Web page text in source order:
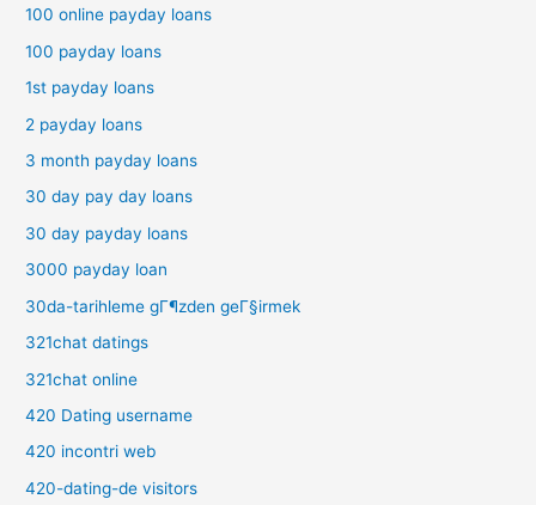
100 online payday loans
100 payday loans
1st payday loans
2 payday loans
3 month payday loans
30 day pay day loans
30 day payday loans
3000 payday loan
30da-tarihleme gГ¶zden geГ§irmek
321chat datings
321chat online
420 Dating username
420 incontri web
420-dating-de visitors